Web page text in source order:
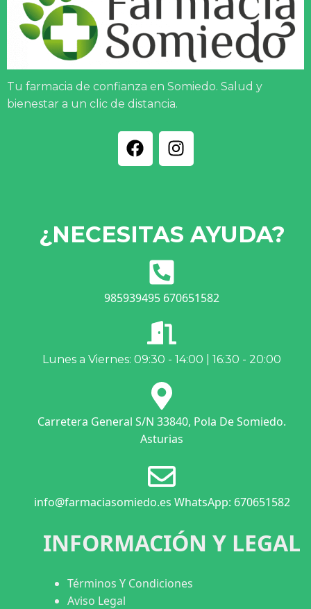
Tu farmacia de confianza en Somiedo. Salud y
bienestar a un clic de distancia.
¿NECESITAS AYUDA?
985939495 670651582
Lunes a Viernes: 09:30 - 14:00 | 16:30 - 20:00
Carretera General S/N 33840, Pola De Somiedo.
Asturias
info@farmaciasomiedo.es WhatsApp: 670651582
INFORMACIÓN Y LEGAL
Términos Y Condiciones
Aviso Legal